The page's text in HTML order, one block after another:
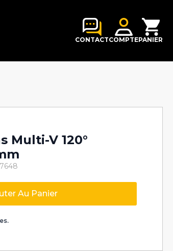
CONTACTCOMPTEPANIER
Multi-V 120°
Au Panier